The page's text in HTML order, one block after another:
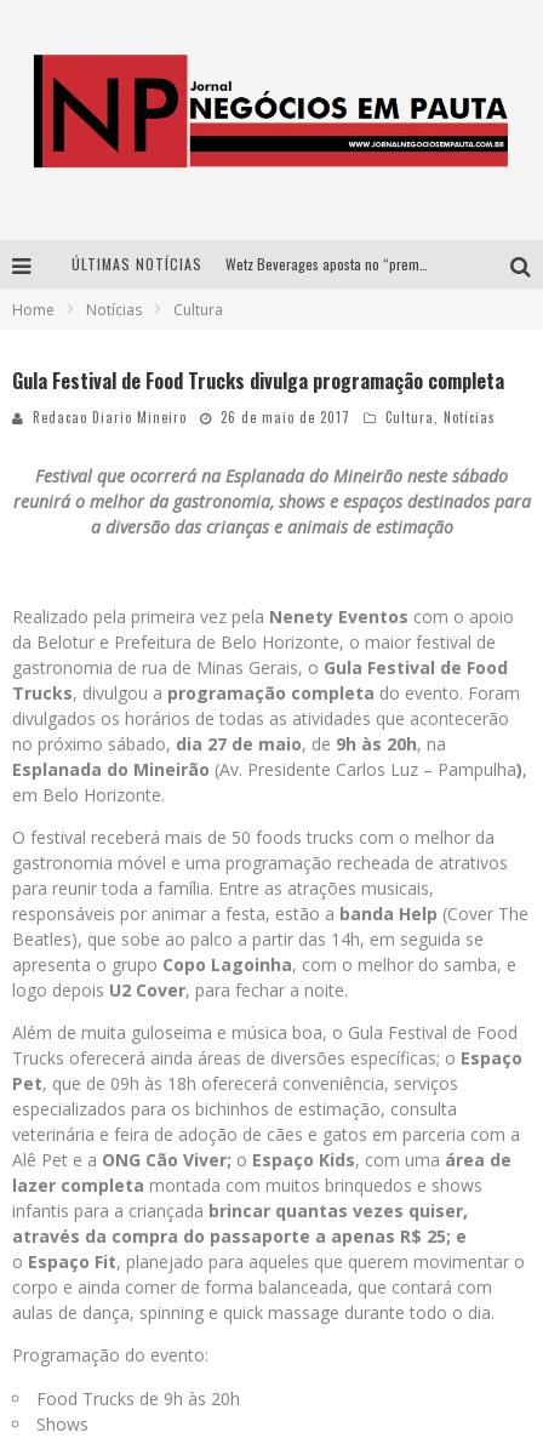
ÚLTIMAS NOTÍCIAS
Home Notícias Cultura
Gula Festival de Food Trucks divulga programação completa
Redacao Diario Mineiro 26 de maio de 2017 Cultura Notícias
Festival que ocorrerá na Esplanada do Mineirão neste sábado
reunirá o melhor da gastronomia, shows e espaços destinados para
a diversão das crianças e animais de estimação
Realizado pela primeira vez pela Nenety Eventos com o apoio
da Belotur e Prefeitura de Belo Horizonte, o maior festival de
gastronomia de rua de Minas Gerais, o Gula Festival de Food
Trucks, divulgou a programação completa do evento. Foram
divulgados os horários de todas as atividades que acontecerão
no próximo sábado, dia 27 de maio, de 9h às 20h, na
Esplanada do Mineirão (Av. Presidente Carlos Luz – Pampulha),
em Belo Horizonte.
O festival receberá mais de 50 foods trucks com o melhor da
gastronomia móvel e uma programação recheada de atrativos
para reunir toda a família. Entre as atrações musicais,
responsáveis por animar a festa, estão a banda Help (Cover The
Beatles), que sobe ao palco a partir das 14h, em seguida se
apresenta o grupo Copo Lagoinha, com o melhor do samba, e
logo depois U2 Cover, para fechar a noite.
Além de muita guloseima e música boa, o Gula Festival de Food
Trucks oferecerá ainda áreas de diversões específicas; o Espaço
Pet, que de 09h às 18h oferecerá conveniência, serviços
especializados para os bichinhos de estimação, consulta
veterinária e feira de adoção de cães e gatos em parceria com a
Alê Pet e a ONG Cão Viver; o Espaço Kids, com uma área de
lazer completa montada com muitos brinquedos e shows
infantis para a criançada brincar quantas vezes quiser,
através da compra do passaporte a apenas R$ 25; e
o Espaço Fit, planejado para aqueles que querem movimentar o
corpo e ainda comer de forma balanceada, que contará com
aulas de dança, spinning e quick massage durante todo o dia.
Programação do evento:
Food Trucks de 9h às 20h
Shows